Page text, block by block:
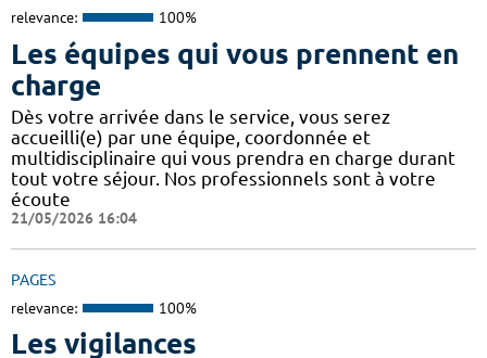
relevance: 100%
Les équipes qui vous prennent en
charge
Dès votre arrivée dans le service, vous serez
accueilli(e) par une équipe, coordonnée et
multidisciplinaire qui vous prendra en charge durant
tout votre séjour. Nos professionnels sont à votre
écoute
21/05/2026 16:04
PAGES
relevance: 100%
Les vigilances